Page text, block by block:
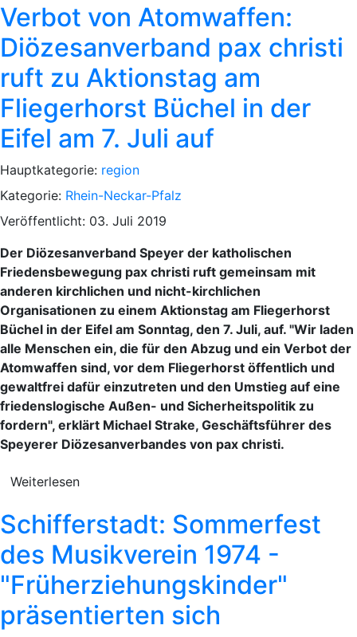
Verbot von Atomwaffen:
Diözesanverband pax christi
ruft zu Aktionstag am
Fliegerhorst Büchel in der
Eifel am 7. Juli auf
Hauptkategorie: region
Kategorie: Rhein-Neckar-Pfalz
Veröffentlicht: 03. Juli 2019
Der Diözesanverband Speyer der katholischen
Friedensbewegung pax christi ruft gemeinsam mit
anderen kirchlichen und nicht-kirchlichen
Organisationen zu einem Aktionstag am Fliegerhorst
Büchel in der Eifel am Sonntag, den 7. Juli, auf. "Wir laden
alle Menschen ein, die für den Abzug und ein Verbot der
Atomwaffen sind, vor dem Fliegerhorst öffentlich und
gewaltfrei dafür einzutreten und den Umstieg auf eine
friedenslogische Außen- und Sicherheitspolitik zu
fordern", erklärt Michael Strake, Geschäftsführer des
Speyerer Diözesanverbandes von pax christi.
Weiterlesen
Schifferstadt: Sommerfest
des Musikverein 1974 -
"Früherziehungskinder"
präsentierten sich